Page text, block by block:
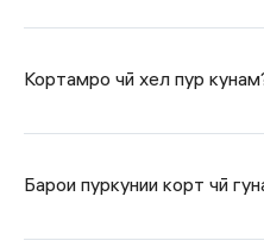
Кортамро чӣ хел пур
Барои пуркунии корт чӣ